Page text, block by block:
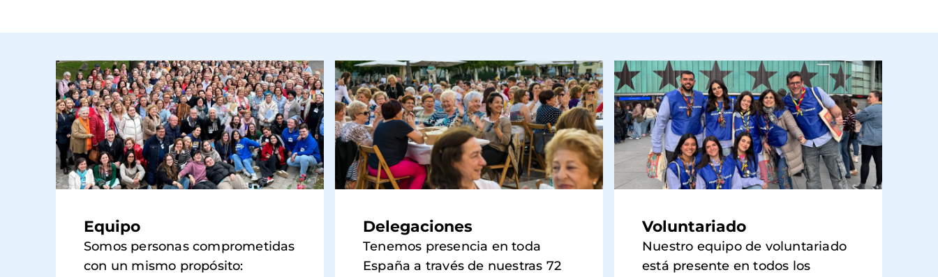
Equipo
Somos personas comprometidas
con un mismo propósito:
Delegaciones
Tenemos presencia en toda
España a través de nuestras 72
Voluntariado
Nuestro equipo de voluntariado
está presente en todos los